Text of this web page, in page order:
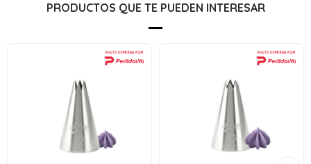
PRODUCTOS QUE TE PUEDEN INTERESAR